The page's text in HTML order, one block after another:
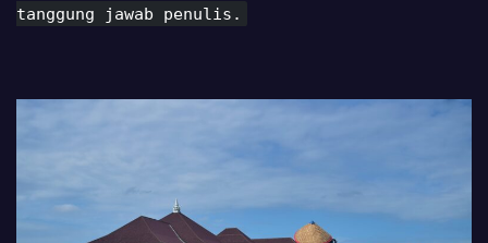
tanggung jawab penulis.